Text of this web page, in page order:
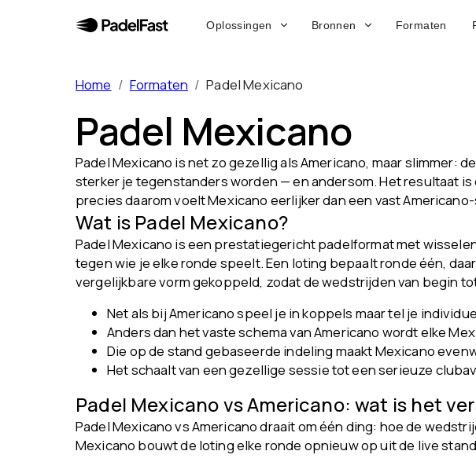
Oplossingen Bronnen Formaten
Home / Formaten / Padel Mexicano
Padel Mexicano
Padel Mexicano is net zo gezellig als Americano, maar
sterker je tegenstanders worden — en andersom. Het resultaat
precies daarom voelt Mexicano eerlijker dan een vast
Wat is Padel Mexicano?
Padel Mexicano is een prestatiegericht padelformat met
tegen wie je elke ronde speelt. Een loting bepaalt ronde één,
vergelijkbare vorm gekoppeld, zodat de wedstrijden van begin
Net als bij Americano speel je in koppels maar tel je
Anders dan het vaste schema van Americano wordt elke
Die op de stand gebaseerde indeling maakt Mexicano
Het schaalt van een gezellige sessie tot een serieuze
Padel Mexicano vs Americano: wat is het
Padel Mexicano vs Americano draait om één ding: hoe de
Mexicano bouwt de loting elke ronde opnieuw op uit de live